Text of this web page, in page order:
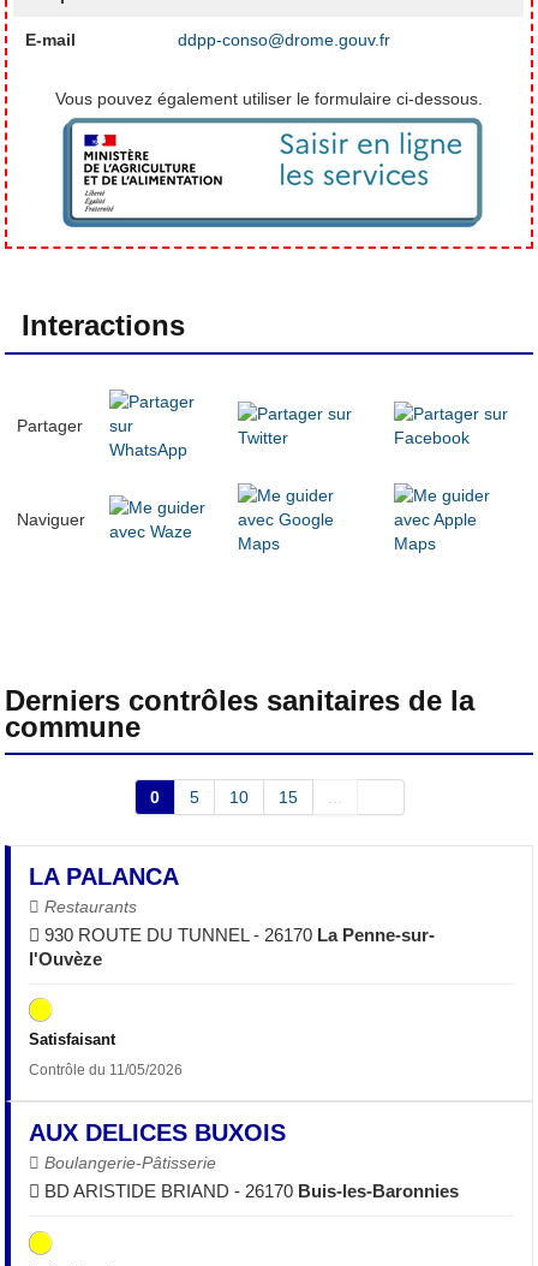
E-mail ddpp-conso@drome.gouv.fr
Vous pouvez également utiliser le formulaire ci-dessous.
Interactions
Partager
Naviguer
Derniers contrôles sanitaires de la
commune
0 5 10 15
LA PALANCA
Restaurants
930 ROUTE DU TUNNEL - 26170 La Penne-sur-
l'Ouvèze
Satisfaisant
Contrôle du 11/05/2026
AUX DELICES BUXOIS
Boulangerie-Pâtisserie
BD ARISTIDE BRIAND - 26170 Buis-les-Baronnies